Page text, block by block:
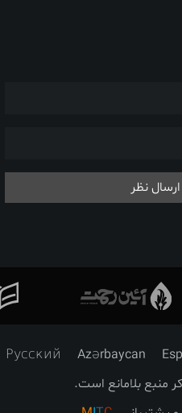
ارسال نظر
Azərbaycan
Русский
منبع بلامانع است.